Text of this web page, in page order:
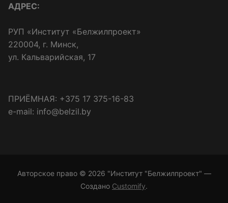
АДРЕС:
РУП «Институт «Белжилпроект»
220004, г. Минск,
ул. Кальварийская, 17
ПРИЁМНАЯ: +375 17 375-16-83
e-mail: info@belzil.by
Авторское право © 2026 "Институт "Белжилпроект" —
Создано Customify.